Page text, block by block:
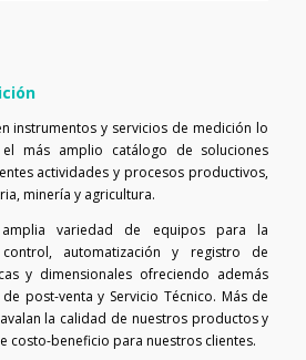
instrumentos y servicios de medición lo
el más amplio catálogo de soluciones
actividades y procesos productivos,
minería y agricultura.
variedad de equipos para la
automatización y registro de
y dimensionales ofreciendo además
post-venta y Servicio Técnico. Más de
la calidad de nuestros productos y
costo-beneficio para nuestros clientes.